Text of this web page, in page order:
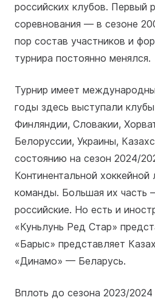
российских клубов. Первый
соревнования — в сезоне
пор состав участников и
турнира постоянно менялся.
Турнир имеет
годы здесь выступали
Финляндии, Словакии,
Белоруссии, Украины,
состоянию на сезон 2024/
Континентальной
команды. Большая их
российские. Но есть и
«Куньлунь Ред Стар»
«Барыс» представляет
«Динамо» — Беларусь.
Вплоть до сезона 2023/